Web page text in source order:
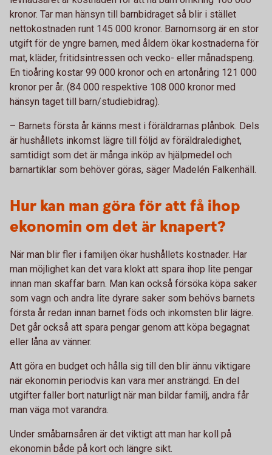
kronor. Tar man hänsyn till barnbidraget så blir i stället
nettokostnaden runt 145 000 kronor. Barnomsorg är en stor
utgift för de yngre barnen, med åldern ökar kostnaderna för
mat, kläder, fritidsintressen och vecko- eller månadspeng.
En tioåring kostar 99 000 kronor och en artonåring 121 000
kronor per år. (84 000 respektive 108 000 kronor med
hänsyn taget till barn/studiebidrag).
– Barnets första år känns mest i föräldrarnas plånbok. Dels
är hushållets inkomst lägre till följd av föräldraledighet,
samtidigt som det är många inköp av hjälpmedel och
barnartiklar som behöver göras, säger Madelén Falkenhäll.
Hur kan man göra för att få ihop
ekonomin om det är knapert?
När man blir fler i familjen ökar hushållets kostnader. Har
man möjlighet kan det vara klokt att spara ihop lite pengar
innan man skaffar barn. Man kan också försöka köpa saker
som vagn och andra lite dyrare saker som behövs barnets
första år redan innan barnet föds och inkomsten blir lägre.
Det går också att spara pengar genom att köpa begagnat
eller låna av vänner.
Att göra en budget och hålla sig till den blir ännu viktigare
när ekonomin periodvis kan vara mer ansträngd. En del
utgifter faller bort naturligt när man bildar familj, andra får
man väga mot varandra.
Under småbarnsåren är det viktigt att man har koll på
ekonomin både på kort och längre sikt.